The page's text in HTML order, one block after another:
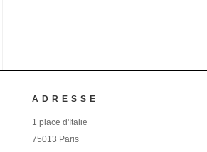
ADRESSE
1 place d'Italie
75013 Paris